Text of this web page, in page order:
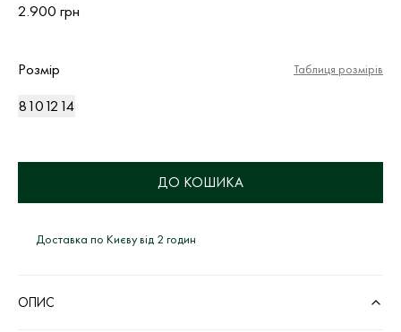
2.900 грн
Розмір Таблиця розмірів
81012 14
ДО КОШИКА
Доставка по Києву від 2 годин
ОПИС